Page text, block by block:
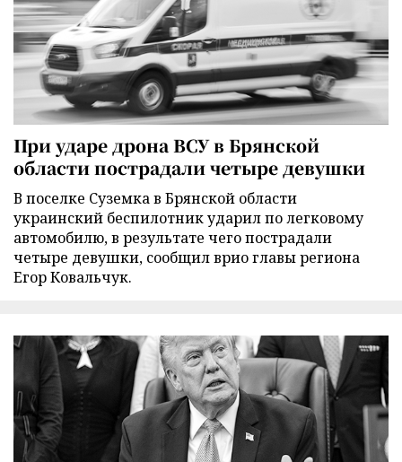
При ударе дрона ВСУ в Брянской
области пострадали четыре девушки
В поселке Суземка в Брянской области
украинский беспилотник ударил по легковому
автомобилю, в результате чего пострадали
четыре девушки, сообщил врио главы региона
Егор Ковальчук.